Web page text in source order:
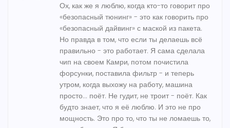
Ох, как же я люблю, когда кто-то говорит про
«безопасный тюнинг» - это как говорить про
«безопасный дайвинг» с маской из пакета.
Но правда в том, что если ты делаешь всё
правильно - это работает. Я сама сделала
чип на своем Камри, потом почистила
форсунки, поставила фильтр - и теперь
утром, когда выхожу на работу, машина
просто… поёт. Не гудит, не троит - поёт. Как
будто знает, что я её люблю. И это не про
мощность. Это про то, что ты не ломаешь то,